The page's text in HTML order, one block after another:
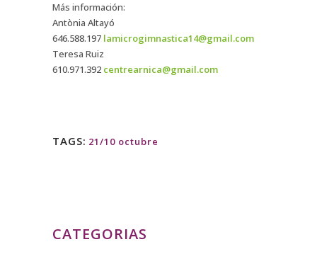
Más información:
Antònia Altayó
646.588.197 lamicrogimnastica14@gmail.com
Teresa Ruiz
610.971.392 centrearnica@gmail.com
TAGS: 21/10 octubre
CATEGORIAS